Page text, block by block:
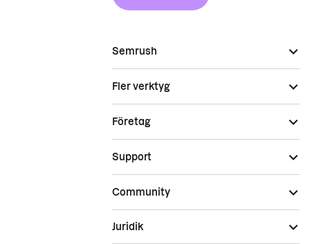
Semrush
Fler verktyg
Företag
Support
Community
Juridik